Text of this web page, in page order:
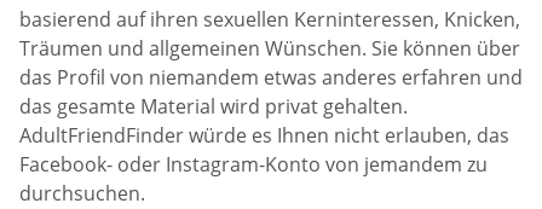
basierend auf ihren sexuellen Kerninteressen, Knicken,
Träumen und allgemeinen Wünschen. Sie können über
das Profil von niemandem etwas anderes erfahren und
das gesamte Material wird privat gehalten.
AdultFriendFinder würde es Ihnen nicht erlauben, das
Facebook- oder Instagram-Konto von jemandem zu
durchsuchen.